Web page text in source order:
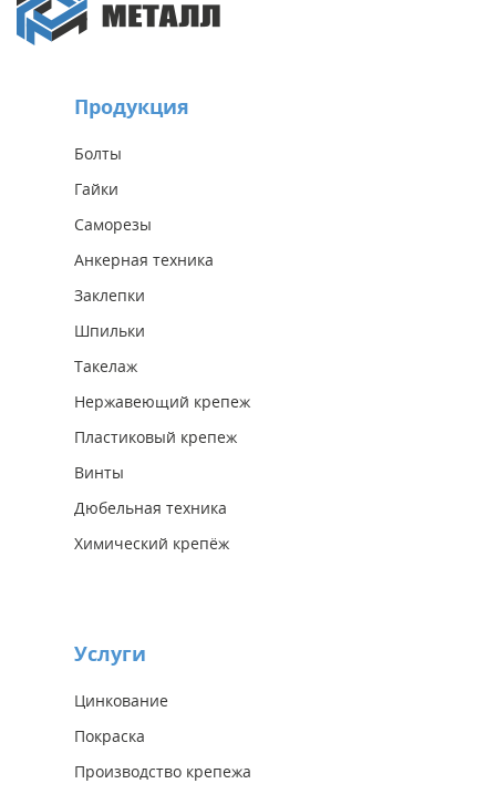
Продукция
Болты
Гайки
Саморезы
Анкерная техника
Заклепки
Шпильки
Такелаж
Нержавеющий крепеж
Пластиковый крепеж
Винты
Дюбельная техника
Химический крепёж
Услуги
Цинкование
Покраска
Производство крепежа